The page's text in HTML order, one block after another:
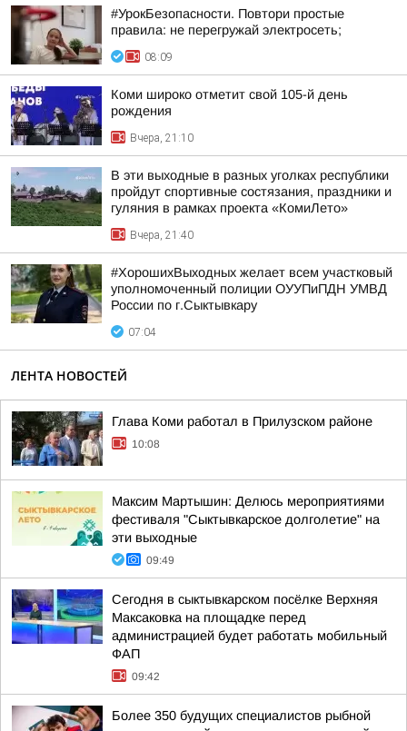
#УрокБезопасности. Повтори простые
правила: не перегружай электросеть;
08:09
Коми широко отметит свой 105-й день
рождения
Вчера, 21:10
В эти выходные в разных уголках республики
пройдут спортивные состязания, праздники и
гуляния в рамках проекта «КомиЛето»
Вчера, 21:40
#ХорошихВыходных желает всем участковый
уполномоченный полиции ОУУПиПДН УМВД
России по г.Сыктывкару
07:04
ЛЕНТА НОВОСТЕЙ
Глава Коми работал в Прилузском районе
10:08
Максим Мартышин: Делюсь мероприятиями
фестиваля "Сыктывкарское долголетие" на
эти выходные
09:49
Сегодня в сыктывкарском посёлке Верхняя
Максаковка на площадке перед
администрацией будет работать мобильный
ФАП
09:42
Более 350 будущих специалистов рыбной